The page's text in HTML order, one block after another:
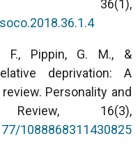
36(1),
F., Pippin, G. M., &
deprivation: A
Personality and
16(3),
1088868311430825